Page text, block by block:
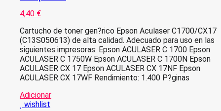
4,40 €
Cartucho de toner gen?rico Epson Aculaser C1700/CX17
(C13S050613) de alta calidad. Adecuado para uso en las
siguientes impresoras: Epson ACULASER C 1700 Epson
ACULASER C 1750W Epson ACULASER C 1700N Epson
ACULASER CX 17 Epson ACULASER CX 17NF Epson
ACULASER CX 17WF Rendimiento: 1.400 P?ginas
Adicionar
wishlist